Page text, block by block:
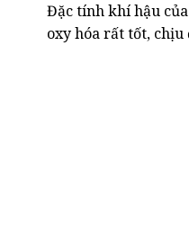
Đặc tính khí hậu
oxy hóa rất tốt, chịu